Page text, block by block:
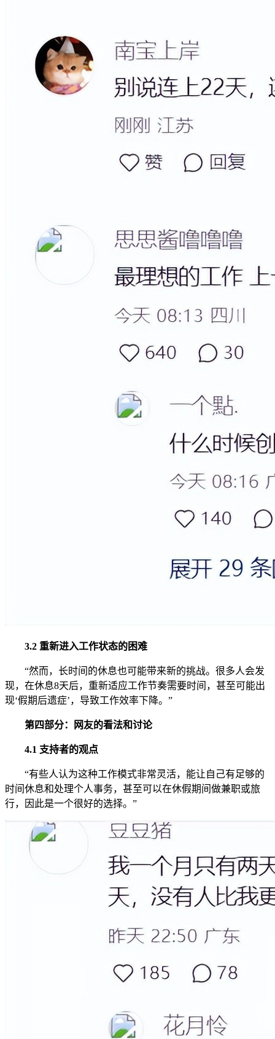
3.2 重新进入工作状态的困难
“然而，长时间的休息也可能带来新的挑战。很多人会发
现，在休息8天后，重新适应工作节奏需要时间，甚至可能出
现‘假期后遗症’，导致工作效率下降。”
第四部分：网友的看法和讨论
4.1 支持者的观点
“有些人认为这种工作模式非常灵活，能让自己有足够的
时间休息和处理个人事务，甚至可以在休假期间做兼职或旅
行，因此是一个很好的选择。”